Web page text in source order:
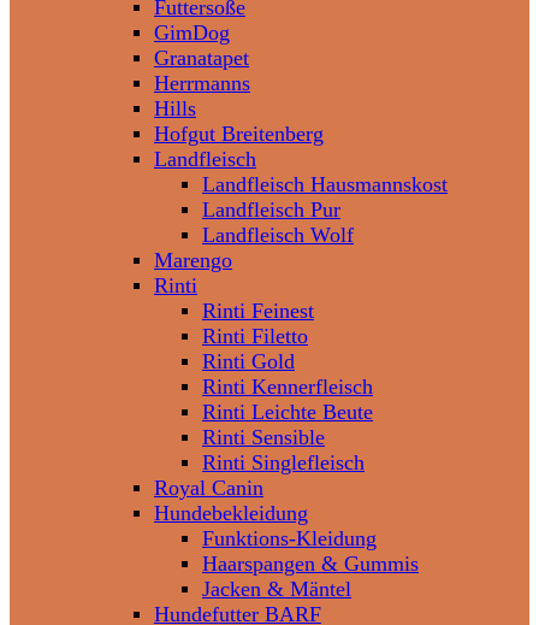
Futtersoße
GimDog
Granatapet
Herrmanns
Hills
Hofgut Breitenberg
Landfleisch
Landfleisch Hausmannskost
Landfleisch Pur
Landfleisch Wolf
Marengo
Rinti
Rinti Feinest
Rinti Filetto
Rinti Gold
Rinti Kennerfleisch
Rinti Leichte Beute
Rinti Sensible
Rinti Singlefleisch
Royal Canin
Hundebekleidung
Funktions-Kleidung
Haarspangen & Gummis
Jacken & Mäntel
Hundefutter BARF